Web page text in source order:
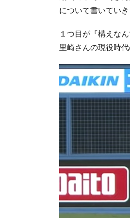
について書いていき
１つ目が『構えな
里崎さんの現役時